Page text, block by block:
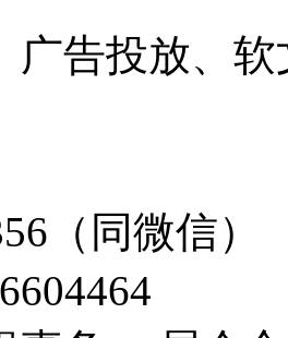
广告投放、软
（同微信）